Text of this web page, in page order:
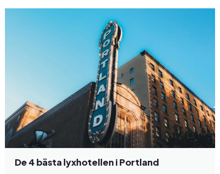
De 4 bästa lyxhotellen i Portland